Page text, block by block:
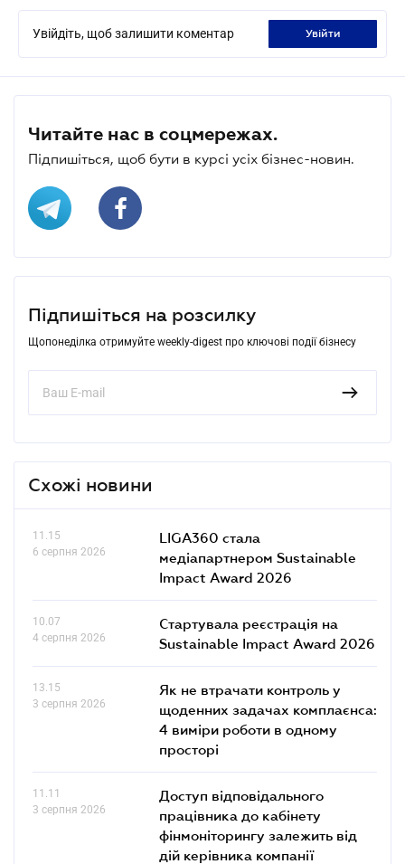
Увійдіть, щоб залишити коментар увійти
Читайте нас в соцмережах.
Підпишіться, щоб бути в курсі усіх бізнес-новин.
Підпишіться на розсилку
Щопонеділка отримуйте weekly-digest про ключові події бізнесу
Схожі новини
11.15
6 серпня 2026
LIGA360 стала
медіапартнером Sustainable
Impact Award 2026
10.07
4 серпня 2026
Стартувала реєстрація на
Sustainable Impact Award 2026
13.15
3 серпня 2026
Як не втрачати контроль у
щоденних задачах комплаєнса:
4 виміри роботи в одному
просторі
11.11
3 серпня 2026
Доступ відповідального
працівника до кабінету
фінмоніторингу залежить від
дій керівника компанії